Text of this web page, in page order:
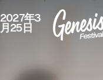
2027年3
月25日